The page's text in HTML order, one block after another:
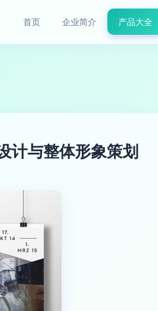
首页 企业简介 产品大全
计与整体形象策划